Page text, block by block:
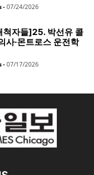
- 07/24/2026
척자들]25. 박선유 콜
사·몬트로스 운전학
- 07/17/2026